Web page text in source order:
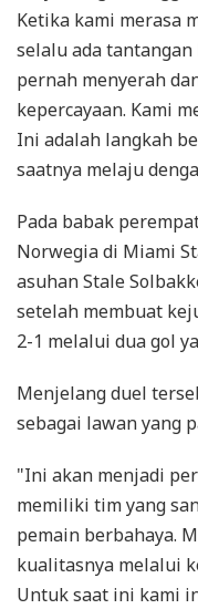
Ketika kami merasa
selalu ada
pernah menyerah
kepercayaan. Kami
Ini adalah langkah
saatnya melaju
Pada babak
Norwegia di Miami
asuhan Stale
setelah membuat
2-1 melalui dua gol
Menjelang duel
sebagai lawan yang
"Ini akan menjadi
memiliki tim yang
pemain berbahaya.
kualitasnya melalui
Untuk saat ini kami